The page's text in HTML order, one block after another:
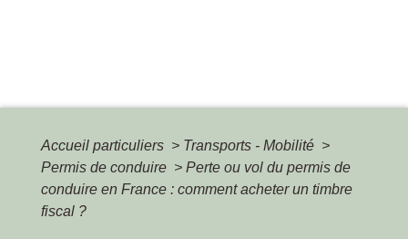
Accueil particuliers > Transports - Mobilité >
Permis de conduire > Perte ou vol du permis de
conduire en France : comment acheter un timbre
fiscal ?